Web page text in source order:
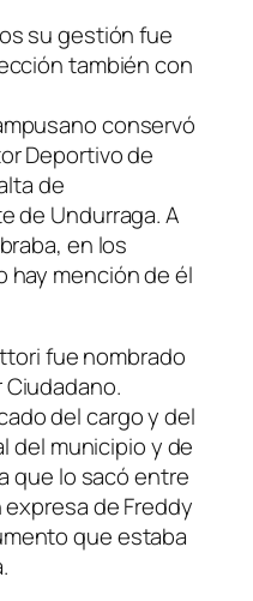
su gestión fue
también con
conservó
Deportivo de
de
de Undurraga. A
en los
mención de él
fue nombrado
del cargo y del
del municipio y de
que lo sacó entre
de Freddy
que estaba